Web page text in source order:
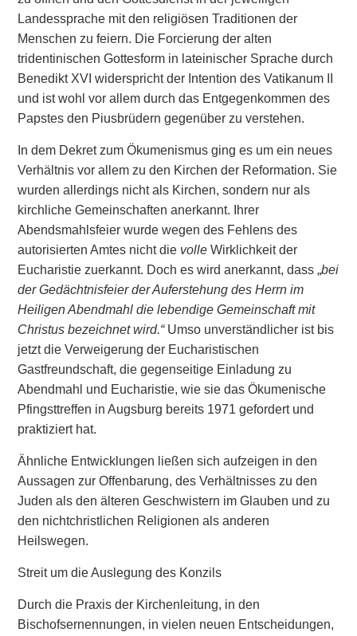
Landessprache mit den religiösen Traditionen der
Menschen zu feiern. Die Forcierung der alten
tridentinischen Gottesform in lateinischer Sprache durch
Benedikt XVI widerspricht der Intention des Vatikanum II
und ist wohl vor allem durch das Entgegenkommen des
Papstes den Piusbrüdern gegenüber zu verstehen.
In dem Dekret zum Ökumenismus ging es um ein neues
Verhältnis vor allem zu den Kirchen der Reformation. Sie
wurden allerdings nicht als Kirchen, sondern nur als
kirchliche Gemeinschaften anerkannt. Ihrer
Abendsmahlsfeier wurde wegen des Fehlens des
autorisierten Amtes nicht die volle Wirklichkeit der
Eucharistie zuerkannt. Doch es wird anerkannt, dass „bei
der Gedächtnisfeier der Auferstehung des Herrn im
Heiligen Abendmahl die lebendige Gemeinschaft mit
Christus bezeichnet wird.“Umso unverständlicher ist bis
jetzt die Verweigerung der Eucharistischen
Gastfreundschaft, die gegenseitige Einladung zu
Abendmahl und Eucharistie, wie sie das Ökumenische
Pfingsttreffen in Augsburg bereits 1971 gefordert und
praktiziert hat.
Ähnliche Entwicklungen ließen sich aufzeigen in den
Aussagen zur Offenbarung, des Verhältnisses zu den
Juden als den älteren Geschwistern im Glauben und zu
den nichtchristlichen Religionen als anderen
Heilswegen.
Streit um die Auslegung des Konzils
Durch die Praxis der Kirchenleitung, in den
Bischofsernennungen, in vielen neuen Entscheidungen,